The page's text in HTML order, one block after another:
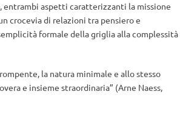
, entrambi aspetti caratterizzanti la missione
crocevia di relazioni tra pensiero e
formale della griglia alla complessità
la natura minimale e allo stesso
e insieme straordinaria” (Arne Naess,